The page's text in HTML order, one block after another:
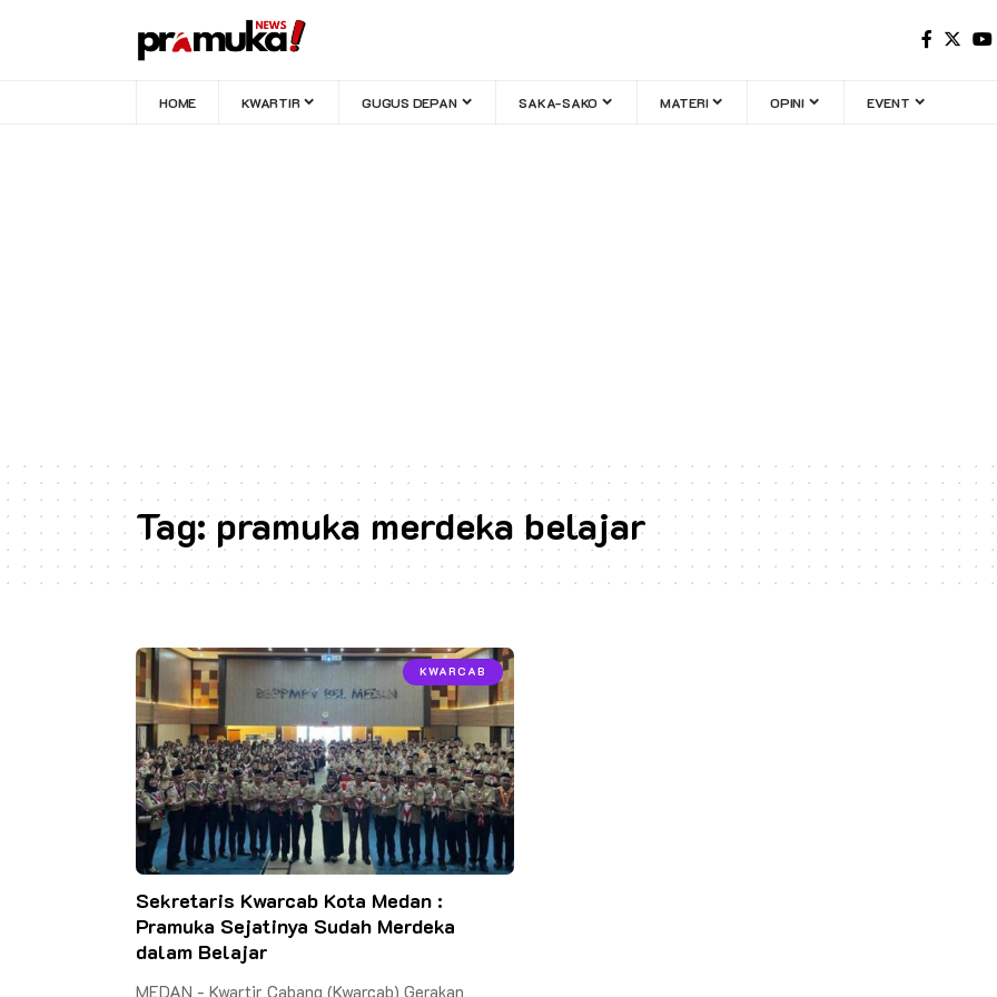
HOME KWARTIR GUGUS DEPAN SAKA-SAKO MATERI OPINI EVENT
Tag:pramuka merdeka belajar
KWARCAB
Sekretaris Kwarcab Kota Medan :
Pramuka Sejatinya Sudah Merdeka
dalam Belajar
MEDAN - Kwartir Cabang (Kwarcab) Gerakan